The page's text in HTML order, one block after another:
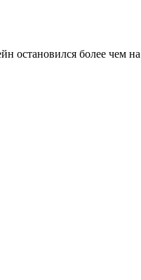
остановился более чем